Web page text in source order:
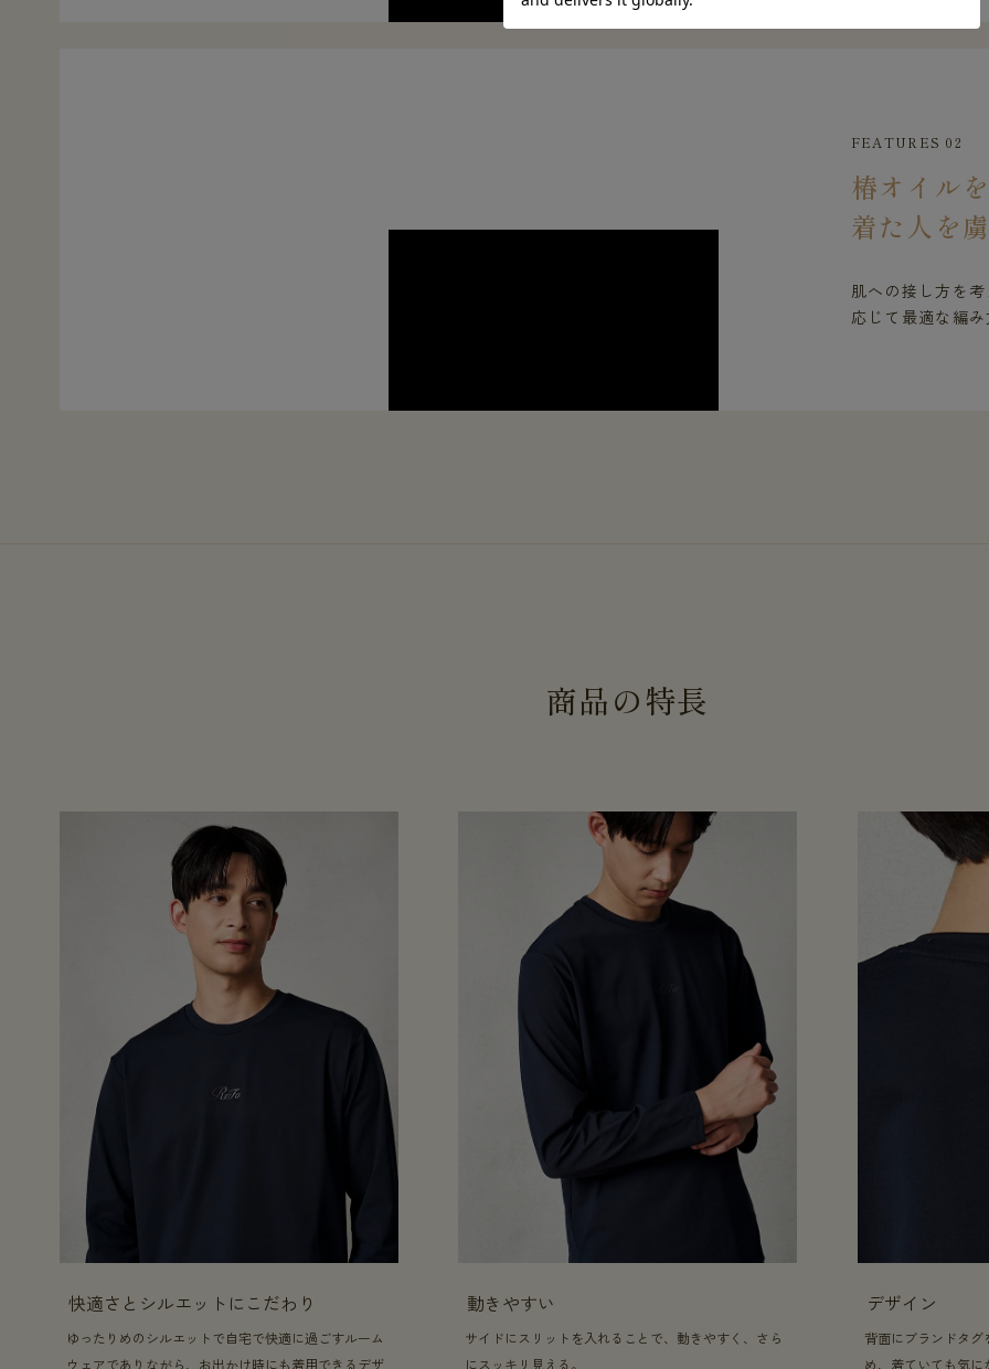
FEATURES 02
椿オイル
着た人を
肌への接し方を
応じて最適な編み
商品の特長
快適さとシルエットにこだわり
ゆったりめのシルエットで自宅で快適に過ごすルーム
ウェアでありながら、お出かけ時にも着用できるデザ
動きやすい
サイドにスリットを入れることで、動きやすく、さら
にスッキリ見える。
デザイン
背面にブランドタグ
め、着ていても気に